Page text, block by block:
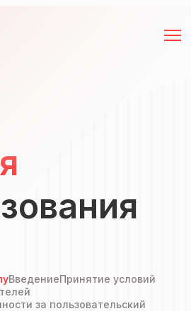
ВведениеПринятие условий
за пользовательский